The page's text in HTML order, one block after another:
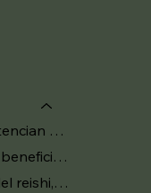
​Nootrópicos: ¿qué son y cómo potencian tu inteligencia?
Entendiendo los hongos mágicos: beneficios y riesgos.
Reishi | Beneficios y propiedades del reishi, "hongo de la inmortalidad"